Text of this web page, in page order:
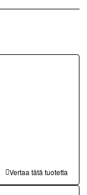
Vertaa tätä tuotetta